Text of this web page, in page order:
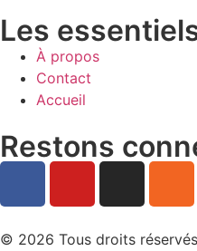
Les
À propos
Contact
Accueil
Restons
© 2026 Tous droits réservés